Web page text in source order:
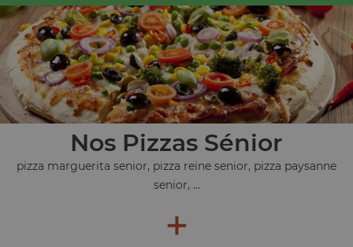
Nos Pizzas Sénior
pizza marguerita senior, pizza reine senior, pizza paysanne
senior, ...
+